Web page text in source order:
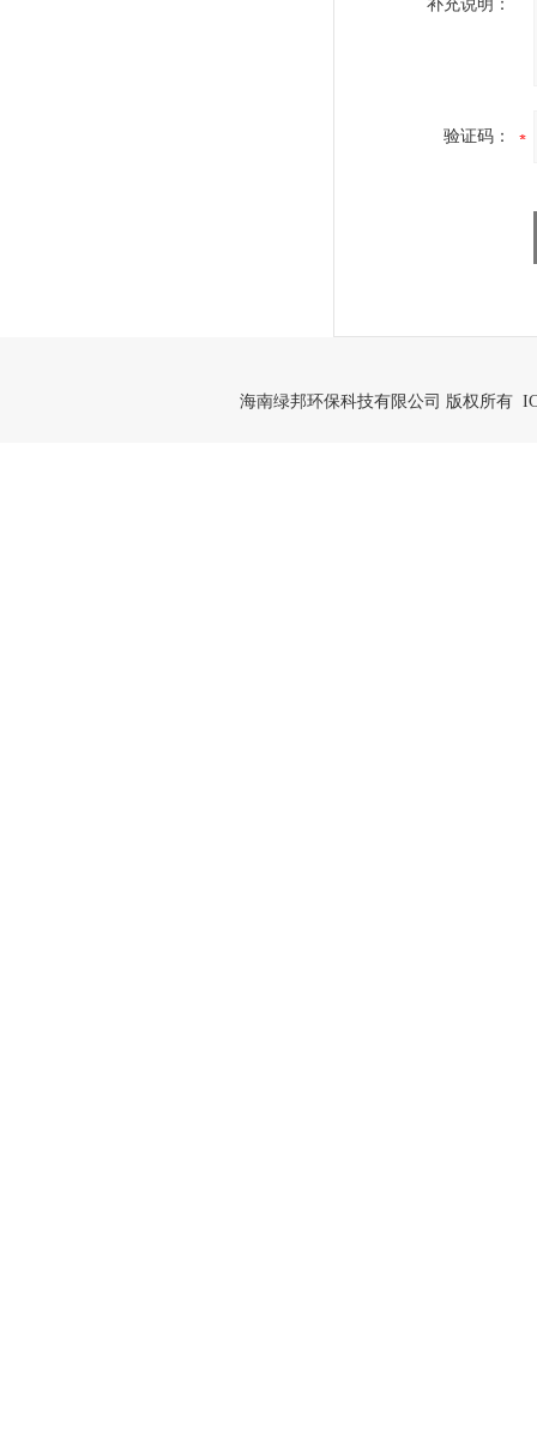
补充说明：
验证码：
海南绿邦环保科技有限公司 版权所有